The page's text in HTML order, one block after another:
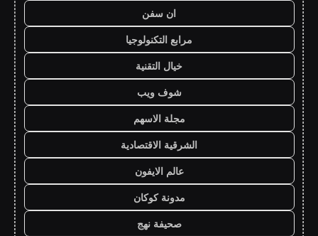
ان سفن
مرابع التكنولوجيا
خيال التقنية
شوف ويب
مجلة الاسهم
الشرقية الاقتصادية
عالم الايفون
مدونة كوكان
صحيفة نهج